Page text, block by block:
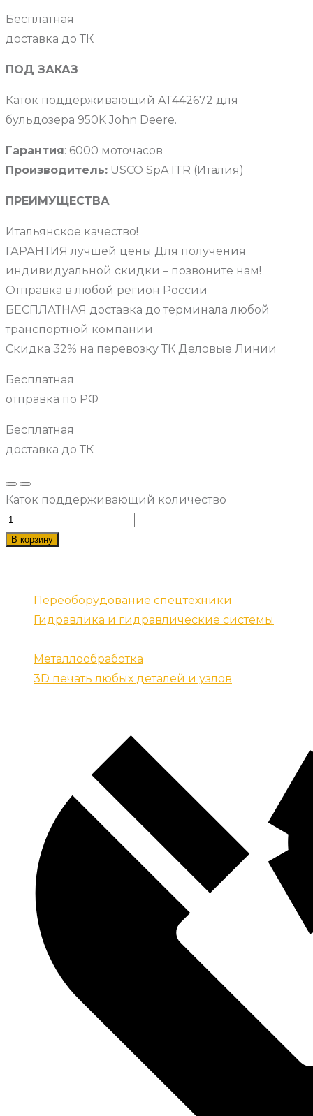
Бесплатная
доставка до ТК
ПОД ЗАКАЗ
Каток поддерживающий AT442672 для
бульдозера 950K John Deere.
Гарантия: 6000 моточасов
Производитель: USCO SpA ITR (Италия)
ПРЕИМУЩЕСТВА
Итальянское качество!
ГАРАНТИЯ лучшей цены Для получения
индивидуальной скидки – позвоните нам!
Отправка в любой регион России
БЕСПЛАТНАЯ доставка до терминала любой
транспортной компании
Скидка 32% на перевозку ТК Деловые Линии
Бесплатная
отправка по РФ
Бесплатная
доставка до ТК
Каток поддерживающий количество
В корзину
Переоборудование спецтехники
Гидравлика и гидравлические системы
Металлообработка
3D печать любых деталей и узлов